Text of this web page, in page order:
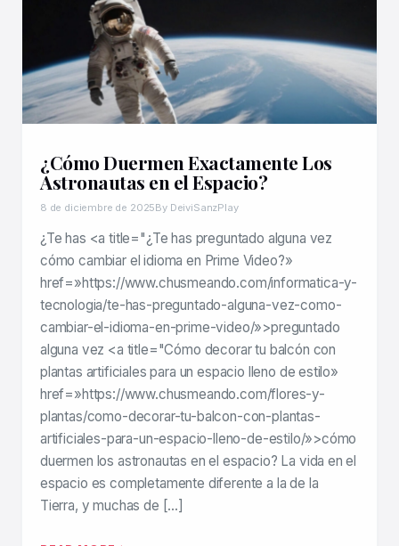
¿Cómo Duermen Exactamente Los
Astronautas en el Espacio?
8 de diciembre de 2025By DeiviSanzPlay
¿Te has <a title="¿Te has preguntado alguna vez
cómo cambiar el idioma en Prime Video?»
href=»https://www.chusmeando.com/informatica-y-
tecnologia/te-has-preguntado-alguna-vez-como-
cambiar-el-idioma-en-prime-video/»>preguntado
alguna vez <a title="Cómo decorar tu balcón con
plantas artificiales para un espacio lleno de estilo»
href=»https://www.chusmeando.com/flores-y-
plantas/como-decorar-tu-balcon-con-plantas-
artificiales-para-un-espacio-lleno-de-estilo/»>cómo
duermen los astronautas en el espacio? La vida en el
espacio es completamente diferente a la de la
Tierra, y muchas de […]